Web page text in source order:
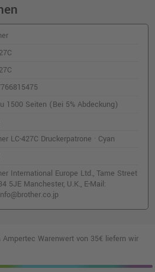
€
zzgl. Versand
shopping_cart
Tinte ersetzt Brother LC-427Y
€
Tinte ersetzt Brother LC-427M
€
zzgl. Versand
€
1500 Seiten (Bei 5% Abdeckung)
LC-427C Druckerpatrone · Cyan
International Europe Ltd., Tame Street
5JE Manchester, U.K., E-Mail:
Warenwert von 35€ liefern wir